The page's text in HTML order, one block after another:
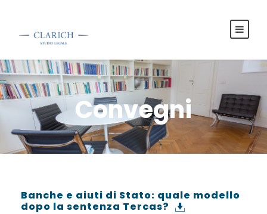
Convegni
Banche e aiuti di Stato: quale modello
dopo la sentenza Tercas?